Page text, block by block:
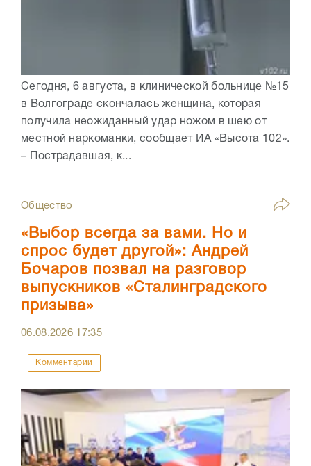
Сегодня, 6 августа, в клинической больнице №15
в Волгограде скончалась женщина, которая
получила неожиданный удар ножом в шею от
местной наркоманки, сообщает ИА «Высота 102».
– Пострадавшая, к...
Общество
«Выбор всегда за вами. Но и
спрос будет другой»: Андрей
Бочаров позвал на разговор
выпускников «Сталинградского
призыва»
06.08.2026 17:35
Комментарии